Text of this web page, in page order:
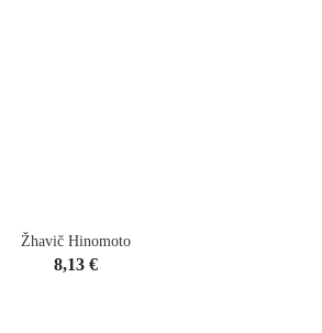
Žhavič Hinomoto
Cena
8,13 €